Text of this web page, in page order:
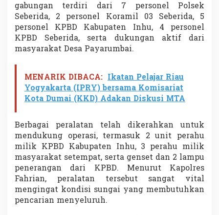
D
i
p
e
r
a
t
d
e
g
a
n
P
e
r
a
l
a
gabungan terdiri dari 7 personel Polsek
Seberida, 2 personel Koramil 03 Seberida, 5
personel KPBD Kabupaten Inhu, 4 personel
KPBD Seberida, serta dukungan aktif dari
masyarakat Desa Payarumbai.
MENARIK DIBACA: Ikatan Pelajar Riau
Yogyakarta (IPRY) bersama Komisariat
Kota Dumai (KKD) Adakan Diskusi MTA
Berbagai peralatan telah dikerahkan untuk
mendukung operasi, termasuk 2 unit perahu
milik KPBD Kabupaten Inhu, 3 perahu milik
masyarakat setempat, serta genset dan 2 lampu
penerangan dari KPBD. Menurut Kapolres
Fahrian, peralatan tersebut sangat vital
mengingat kondisi sungai yang membutuhkan
pencarian menyeluruh.